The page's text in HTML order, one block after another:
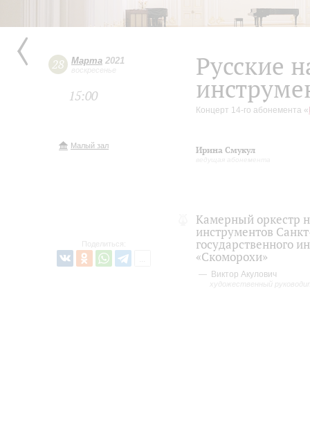
28 Марта 2021
воскресенье
15:00
Малый зал
Поделиться:
Русские
Концерт 14-го абонемента «
Ирина Смукул
Камерный оркестр
инструментов
государственного
«Скоморохи»
Виктор Акулович
художественный